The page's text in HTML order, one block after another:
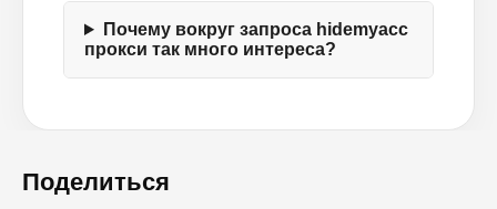
Почему вокруг запроса hidemyacc
прокси так много интереса?
Поделиться